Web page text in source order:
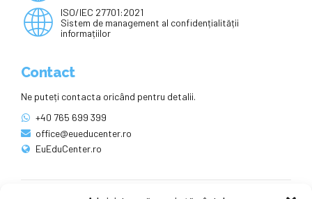
ISO/IEC 27701:2021
Sistem de management al confidențialității
informațiilor
Contact
Ne puteți contacta oricând pentru detalii.
+40 765 699 399
office@eueducenter.ro
EuEduCenter.ro